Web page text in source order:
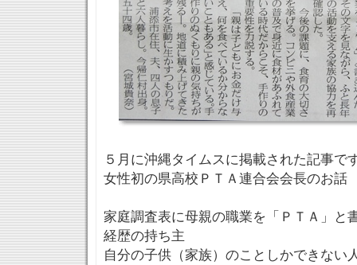
５月に沖縄タイムスに掲載された記事で
女性初の県高校ＰＴＡ連合会会長のお話
家庭調査表に母親の職業を「ＰＴＡ」と
経歴の持ち主
自分の子供（家族）のことしかできな